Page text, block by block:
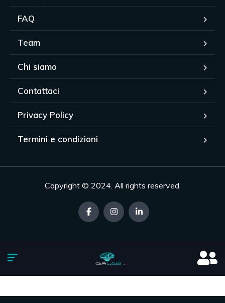
FAQ
Team
Chi siamo
Contattaci
Privacy Policy
Termini e condizioni
Copyright © 2024. All rights reserved.